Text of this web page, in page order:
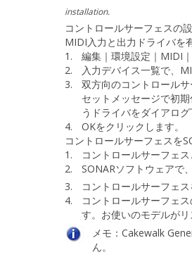
installation.
コントロールサーフェスの
MIDI入力と出力ドライバを
1.
編集｜環境設定｜MIDI
2.
入力デバイス一覧で、
3.
双方向のコントロール
セットメッセージで初
うドライバをダイアログ
4.
OKをクリックします。
コントロールサーフェスを
1.
コントロールサーフェ
2.
SONARソフトウェアで、
3.
コントロールサーフェ
4.
コントロールサーフェ
す。お使いのモデルがリ
メモ：Cakewalk
ん。